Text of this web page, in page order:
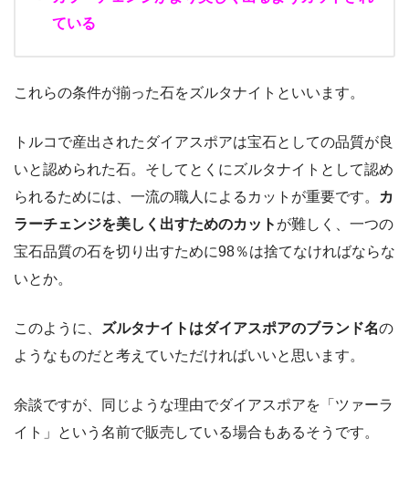
ている
これらの条件が揃った石をズルタナイトといいます。
トルコで産出されたダイアスポアは宝石としての品質が良
いと認められた石。そしてとくにズルタナイトとして認め
られるためには、一流の職人によるカットが重要です。 カ
ラーチェンジを美しく出すためのカット が難しく、一つの
宝石品質の石を切り出すために98％は捨てなければならな
いとか。
このように、 ズルタナイトはダイアスポアのブランド名の
ようなものだと考えていただければいいと思います。
余談ですが、同じような理由でダイアスポアを「ツァーラ
イト」という名前で販売している場合もあるそうです。